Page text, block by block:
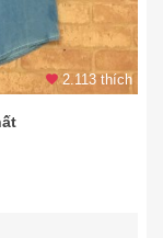
2.113 thích